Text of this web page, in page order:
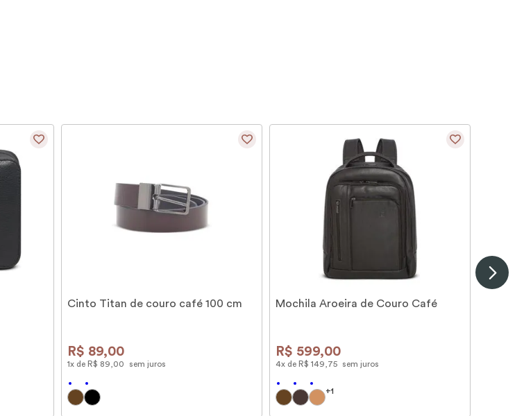
Cinto Titan de couro café 100 cm
R$ 89,00
1x de R$ 89 00 sem juros
Mochila Aroeira de Couro Café
R$ 599,00
4x de R$ 149 75 sem juros
+1